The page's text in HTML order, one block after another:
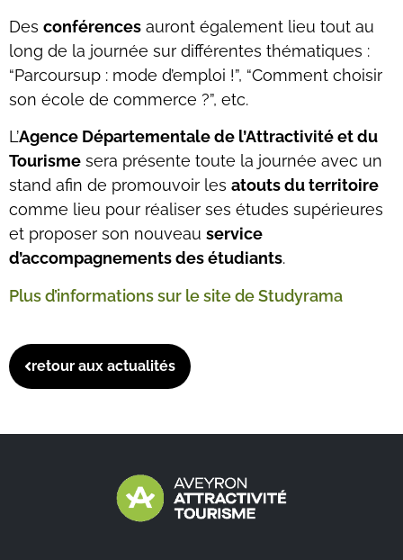
Des conférences auront également lieu tout au
long de la journée sur différentes thématiques :
“Parcoursup : mode d’emploi !”, “Comment choisir
son école de commerce ?”, etc.
L’Agence Départementale de l’Attractivité et du
Tourisme sera présente toute la journée avec un
stand afin de promouvoir les atouts du territoire
comme lieu pour réaliser ses études supérieures
et proposer son nouveau service
d’accompagnements des étudiants.
Plus d’informations sur le site de Studyrama
retour aux actualités